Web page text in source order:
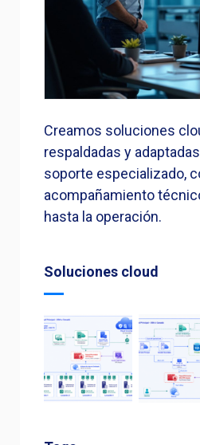
Creamos soluciones
respaldadas y
soporte especializado,
acompañamiento
hasta la operación.
Soluciones cloud